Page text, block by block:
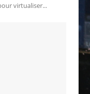
virtualiser...